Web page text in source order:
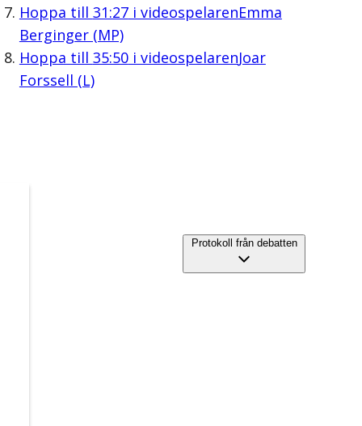
Hoppa till 31:27i videospelarenEmma
Berginger (MP)
Hoppa till 35:50i videospelarenJoar
Forssell (L)
Protokoll från debatten